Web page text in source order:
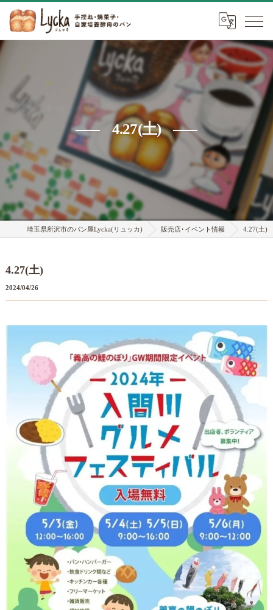
4.27(土)
埼玉県所沢市のパン屋Lycka(リュッカ) 販売店･イベント情報 4.27(土)
4.27(土)
2024/04/26